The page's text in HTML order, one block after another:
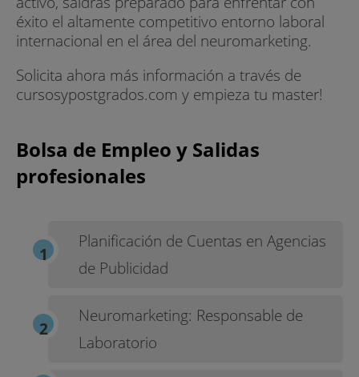
éxito el altamente competitivo entorno laboral
internacional en el área del neuromarketing.
Solicita ahora más información a través de
cursosypostgrados.com y empieza tu master!
Bolsa de Empleo y Salidas
profesionales
Planificación de Cuentas en Agencias
de Publicidad
Neuromarketing: Responsable de
Laboratorio